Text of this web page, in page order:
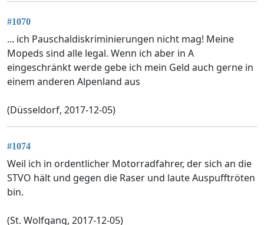
#1070
... ich Pauschaldiskriminierungen nicht mag! Meine
Mopeds sind alle legal. Wenn ich aber in A
eingeschränkt werde gebe ich mein Geld auch gerne in
einem anderen Alpenland aus
(Düsseldorf, 2017-12-05)
#1074
Weil ich in ordentlicher Motorradfahrer, der sich an die
STVO hält und gegen die Raser und laute Auspufftröten
bin.
(St. Wolfgang, 2017-12-05)